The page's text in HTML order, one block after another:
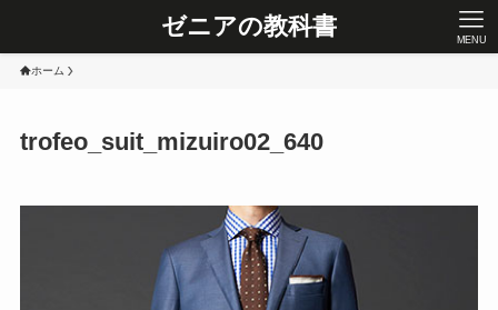
ゼニアの教科書 MENU
ホーム
trofeo_suit_mizuiro02_640